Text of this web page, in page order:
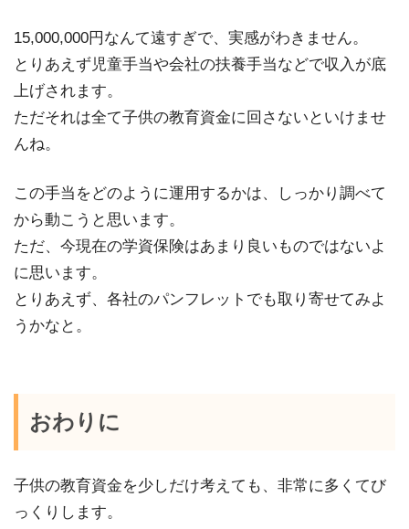
15,000,000円なんて遠すぎで、実感がわきません。
とりあえず児童手当や会社の扶養手当などで収入が底
上げされます。
ただそれは全て子供の教育資金に回さないといけませ
んね。
この手当をどのように運用するかは、しっかり調べて
から動こうと思います。
ただ、今現在の学資保険はあまり良いものではないよ
に思います。
とりあえず、各社のパンフレットでも取り寄せてみよ
うかなと。
おわりに
子供の教育資金を少しだけ考えても、非常に多くてび
っくりします。